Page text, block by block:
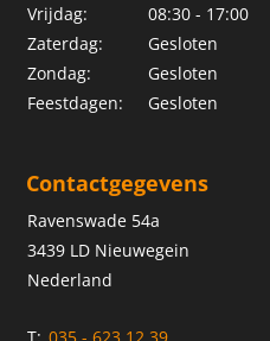
Vrijdag:
08:30 - 17:00
Zaterdag:
Gesloten
Zondag:
Gesloten
Feestdagen:
Gesloten
Contactgegevens
Ravenswade 54a
3439 LD Nieuwegein
Nederland